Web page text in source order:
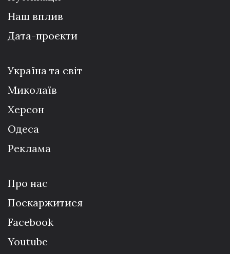
Наш вплив
Дата-проєкти
Україна та світ
Миколаїв
Херсон
Одеса
Реклама
Про нас
Поскаржитися
Facebook
Youtube